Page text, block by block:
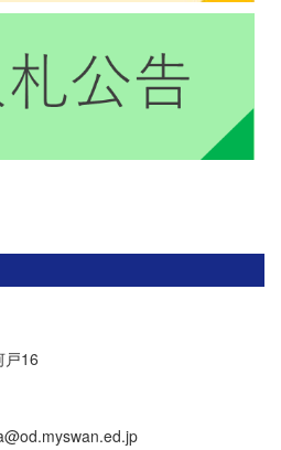
戸16